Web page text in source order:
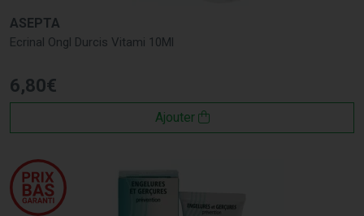
ASEPTA
Ecrinal Ongl Durcis Vitami 10Ml
6,80€
Ajouter